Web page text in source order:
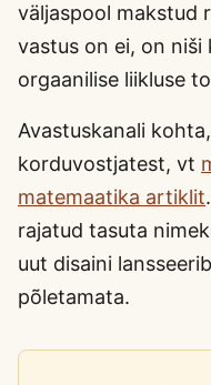
väljaspool makstud
vastus on ei, on niši
orgaanilise liikluse
Avastuskanali
korduvostjatest, vt
matemaatika artiklit
rajatud tasuta
uut disaini
põletamata.